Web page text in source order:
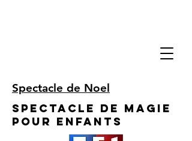
Spectacle de Noel
Spectacle de Magie
pour enfants